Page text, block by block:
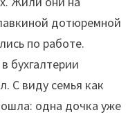
дотюремной
по работе.
бухгалтерии
С виду семья как
одна дочка уже